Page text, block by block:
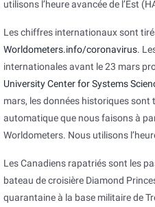
utilisons l’heure avancée de l’Est
Les chiffres internationaux sont
Worldometers.info/coronavirus.
internationales avant le 23 mars
University Center for Systems
mars, les données historiques sont
automatique que nous faisons à
Worldometers. Nous utilisons
Les Canadiens rapatriés sont les
bateau de croisière Diamond
quarantaine à la base militaire de